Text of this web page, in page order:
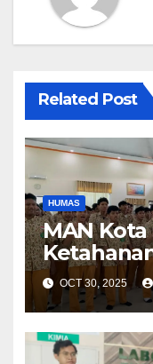
Related Post
HUMAS
MAN
Bahaya
OCT 30, 2025